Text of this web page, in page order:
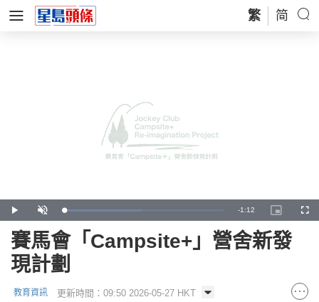
繁 简
Play Unmute Loaded:
48.78%
Remaining
Time
-1:12
Picture-
in-
賽馬會「Campsite+」營舍新發
現計劃
教育資訊 更新時間：09:50 2026-05-27 HKT